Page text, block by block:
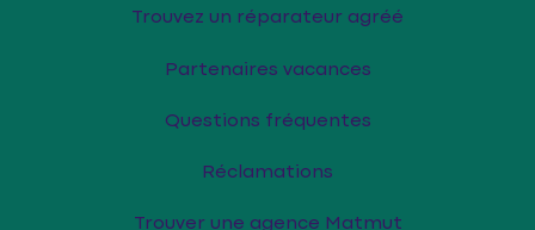
Trouvez un réparateur agréé
Partenaires vacances
Questions fréquentes
Réclamations
Trouver une agence Matmut